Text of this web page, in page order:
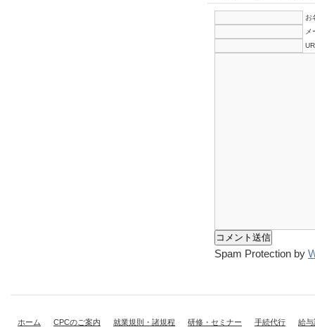
お
Spam Protection by
ホーム CPCのご案内 就業規則・諸規程 研修・セミナー 手続代行
給与